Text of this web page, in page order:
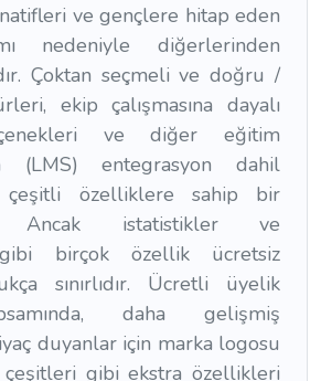
ve gençlere hitap eden
nedeniyle diğerlerinden
Çoktan seçmeli ve doğru /
ekip çalışmasına dayalı
ve diğer eğitim
(LMS) entegrasyon dahil
özelliklere sahip bir
Ancak istatistikler ve
birçok özellik ücretsiz
sınırlıdır. Ücretli üyelik
daha gelişmiş
duyanlar için marka logosu
gibi ekstra özellikleri